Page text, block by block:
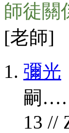
師徒關
[老師]
彌光
嗣……
13 //